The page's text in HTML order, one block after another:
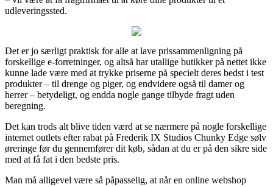
udleveringssted.
Det er jo særligt praktisk for alle at lave prissammenligning på
forskellige e-forretninger, og altså har utallige butikker på nettet ikke
kunne lade være med at trykke priserne på specielt deres bedst i test
produkter – til drenge og piger, og endvidere også til damer og
herrer – betydeligt, og endda nogle gange tilbyde fragt uden
beregning.
Det kan trods alt blive tiden værd at se nærmere på nogle forskellige
internet outlets efter rabat på Frederik IX Studios Chunky Edge sølv
øreringe før du gennemfører dit køb, sådan at du er på den sikre side
med at få fat i den bedste pris.
Man må alligevel være så påpasselig, at når en online webshop